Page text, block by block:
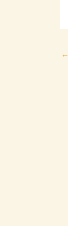
←